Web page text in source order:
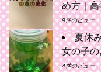
め方｜
9件のビュー
夏休
女の子
4件のビュー